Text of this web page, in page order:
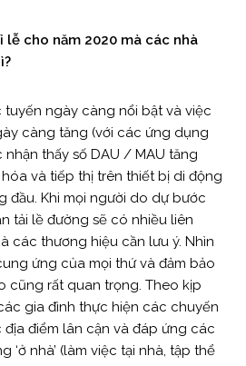
lễ cho năm 2020 mà các nhà
tuyến ngày càng nổi bật và việc
càng tăng (với các ứng dụng
thấy số DAU / MAU tăng
và tiếp thị trên thiết bị di động
đầu. Khi mọi người do dự bước
tải lề đường sẽ có nhiều liên
các thương hiệu cần lưu ý. Nhìn
ứng của mọi thứ và đảm bảo
cũng rất quan trọng. Theo kịp
gia đình thực hiện các chuyến
điểm lân cận và đáp ứng các
‘ở nhà’ (làm việc tại nhà, tập thể